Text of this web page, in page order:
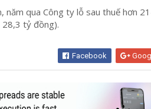
năm qua Công ty lỗ sau thuế hơn
tỷ đồng).
Facebook